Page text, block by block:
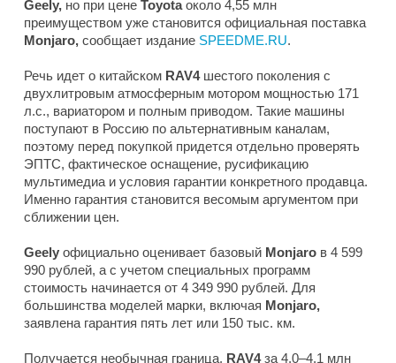
Geely, но при цене Toyotaоколо 4,55 млн
преимуществом уже становится официальная поставка
Monjaro, сообщает издание SPEEDME.RU.
Речь идет о китайском RAV4шестого поколения с
двухлитровым атмосферным мотором мощностью 171
л.с., вариатором и полным приводом. Такие машины
поступают в Россию по альтернативным каналам,
поэтому перед покупкой придется отдельно проверять
ЭПТС, фактическое оснащение, русификацию
мультимедиа и условия гарантии конкретного продавца.
Именно гарантия становится весомым аргументом при
сближении цен.
Geely официально оценивает базовый Monjaro в 4 599
990 рублей, а с учетом специальных программ
стоимость начинается от 4 349 990 рублей. Для
большинства моделей марки, включая Monjaro,
заявлена гарантия пять лет или 150 тыс. км.
Получается необычная граница. RAV4за 4,0–4,1 млн